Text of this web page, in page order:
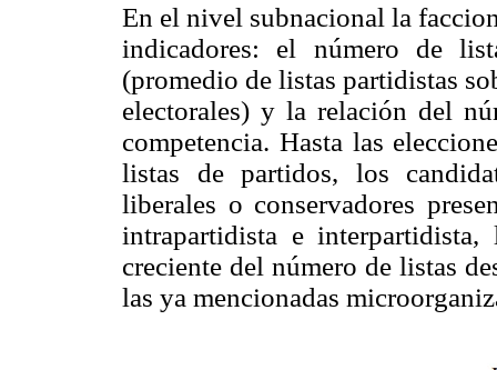
En el nivel subnacional la
indicadores: el número de
(promedio de listas partidistas
electorales) y la relación del
competencia. Hasta las
listas de partidos, los
liberales o conservadores
intrapartidista e
creciente del número de listas
las ya mencionadas